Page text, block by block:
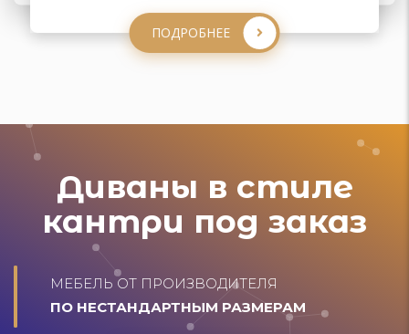
ПОДРОБНЕЕ
Диваны в стиле
кантри под заказ
МЕБЕЛЬ ОТ ПРОИЗВОДИТЕЛЯ
ПО НЕСТАНДАРТНЫМ РАЗМЕРАМ